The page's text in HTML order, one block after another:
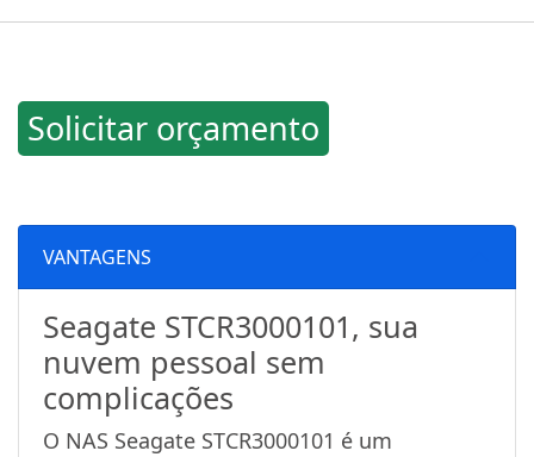
Solicitar orçamento
VANTAGENS
Seagate STCR3000101, sua
nuvem pessoal sem
complicações
O NAS Seagate STCR3000101 é um